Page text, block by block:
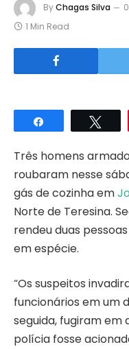
ByChagas Silva
1 Min Read
Compartilhar
Três homens
roubaram nesse
gás de cozinha em
Norte de Teresina.
rendeu duas
em espécie.
“Os suspeitos
funcionários em um
seguida, fugiram em
polícia fosse